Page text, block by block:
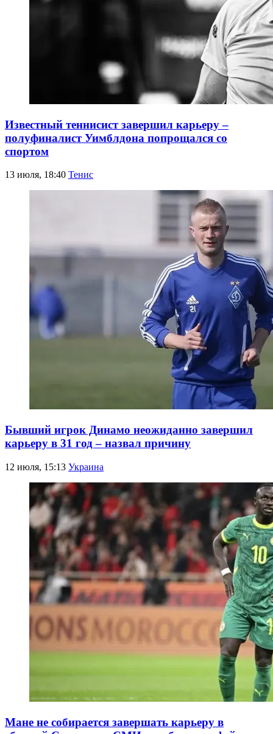
Известный теннисист завершил карьеру –
полуфиналист Уимблдона попрощался со
спортом
13 июля, 18:40 Тенис
Бывший игрок Динамо неожиданно завершил
карьеру в 31 год – назвал причину
12 июля, 15:13 Украина
Мане не собирается завершать карьеру в